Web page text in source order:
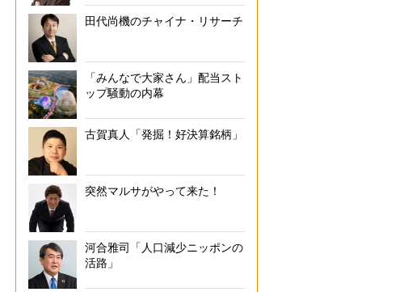
田代尚機のチャイナ・リサーチ
「みんなで大家さん」配当スト
ップ騒動の内幕
古賀真人「発掘！好決算銘柄」
突然マルサがやって来た！
河合雅司「人口減少ニッポンの
活路」